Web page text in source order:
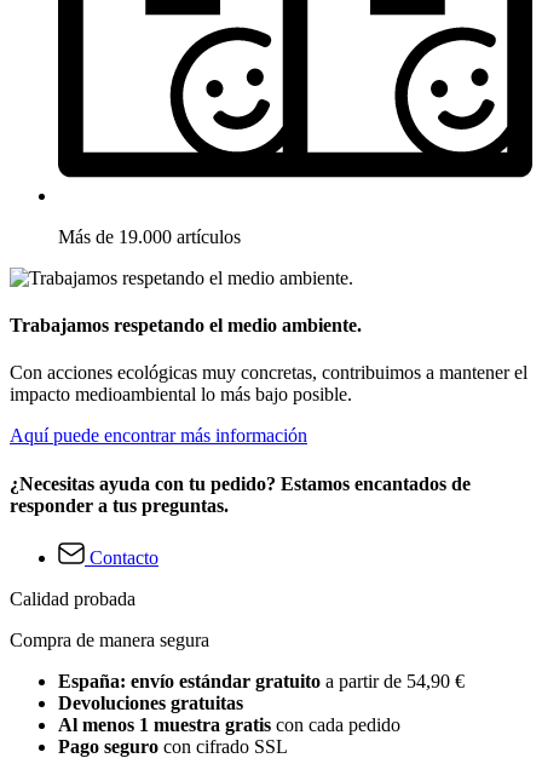
Más de 19.000 artículos
Trabajamos respetando el medio ambiente.
Con acciones ecológicas muy concretas, contribuimos a mantener el
impacto medioambiental lo más bajo posible.
Aquí puede encontrar más información
¿Necesitas ayuda con tu pedido? Estamos encantados de
responder a tus preguntas.
Contacto
Calidad probada
Compra de manera segura
España: envío estándar gratuito a partir de 54,90 €
Devoluciones gratuitas
Al menos 1 muestra gratis con cada pedido
Pago seguro con cifrado SSL